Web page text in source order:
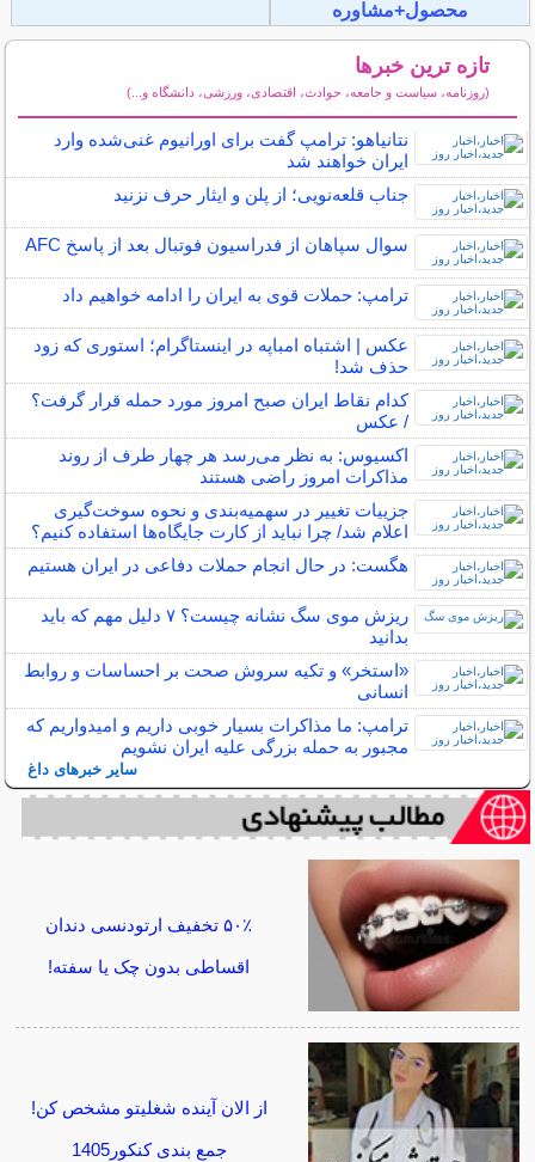
محصول+مشاوره
تازه ترین خبرها
(روزنامه، سیاست و جامعه، حوادث، اقتصادی، ورزشی، دانشگاه و...)
نتانیاهو: ترامپ گفت برای اورانیوم غنی‌شده وارد
ایران خواهند شد
جناب قلعه‌نویی؛ از پلن و ایثار حرف نزنید
سوال سپاهان از فدراسیون فوتبال بعد از پاسخ AFC
ترامپ: حملات قوی به ایران را ادامه خواهیم داد
عکس | اشتباه امباپه در اینستاگرام؛ استوری که زود
حذف شد!
کدام نقاط ایران صبح امروز مورد حمله قرار گرفت؟
/ عکس
اکسیوس: به نظر می‌رسد هر چهار طرف از روند
مذاکرات امروز راضی هستند
جزییات تغییر در سهمیه‌بندی و نحوه سوخت‌گیری
اعلام شد/ چرا نباید از کارت جایگاه‌ها استفاده کنیم؟
هگست: در حال انجام حملات دفاعی در ایران هستیم
ریزش موی سگ نشانه چیست؟ ۷ دلیل مهم که باید
بدانید
«استخر» و تکیه سروش صحت بر احساسات و روابط
انسانی
ترامپ: ما مذاکرات بسیار خوبی داریم و امیدواریم که
مجبور به حمله بزرگی علیه ایران نشویم
سایر خبرهای داغ
۵۰٪ تخفیف ارتودنسی دندان
اقساطی بدون چک یا سفته!
از الان آینده شغلیتو مشخص کن!
جمع بندی کنکور1405